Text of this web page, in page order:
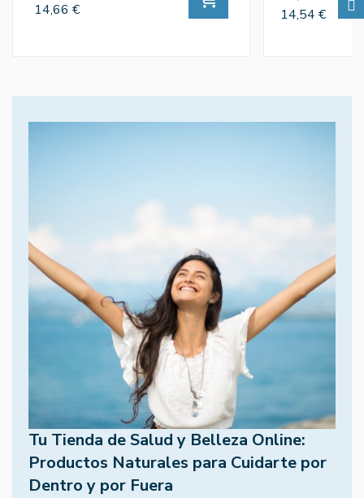
14,66 €
14,54 €
Tu Tienda de Salud y Belleza Online:
Productos Naturales para Cuidarte por
Dentro y por Fuera